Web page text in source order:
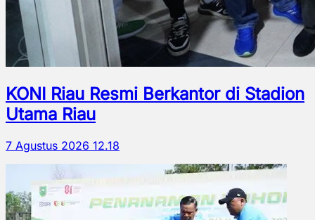
KONI Riau Resmi Berkantor di Stadion
Utama Riau
7 Agustus 2026 12.18